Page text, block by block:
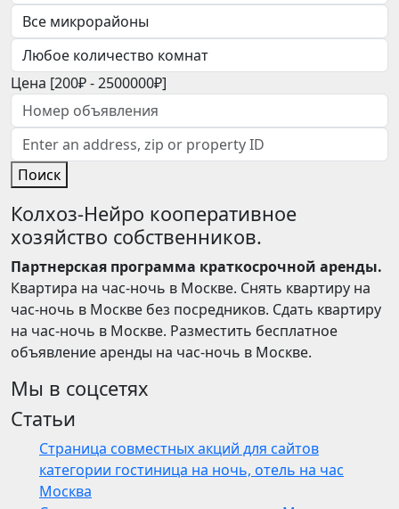
Цена [200₽-2500000₽]
Поиск
Колхоз-Нейро кооперативное
хозяйство собственников.
Партнерская программа краткосрочной аренды.
Квартира на час-ночь в Москве. Снять квартиру на
час-ночь в Москве без посредников. Сдать квартиру
на час-ночь в Москве. Разместить бесплатное
объявление аренды на час-ночь в Москве.
Мы в соцсетях
Статьи
Страница совместных акций для сайтов
категории гостиница на ночь, отель на час
Москва